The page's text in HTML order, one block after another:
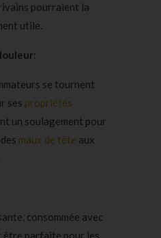
pourraient la
utile.
:
se tournent
ses propriétés
un soulagement pour
maux de tête aux
consommée avec
être parfaite pour les